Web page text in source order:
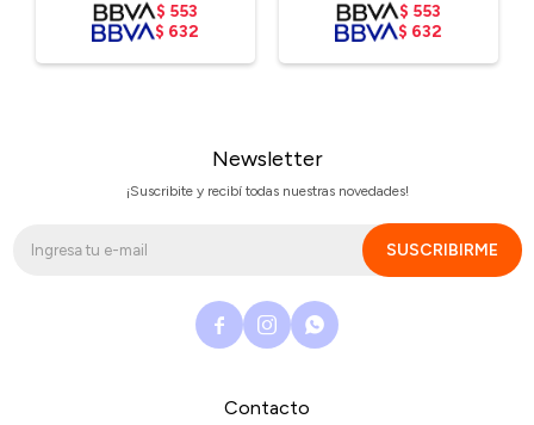
$ 553
$ 632
$ 553
$ 632
Contacto
Newsletter
¡Suscribite y recibí todas nuestras novedades!
SUSCRIBIRME
  